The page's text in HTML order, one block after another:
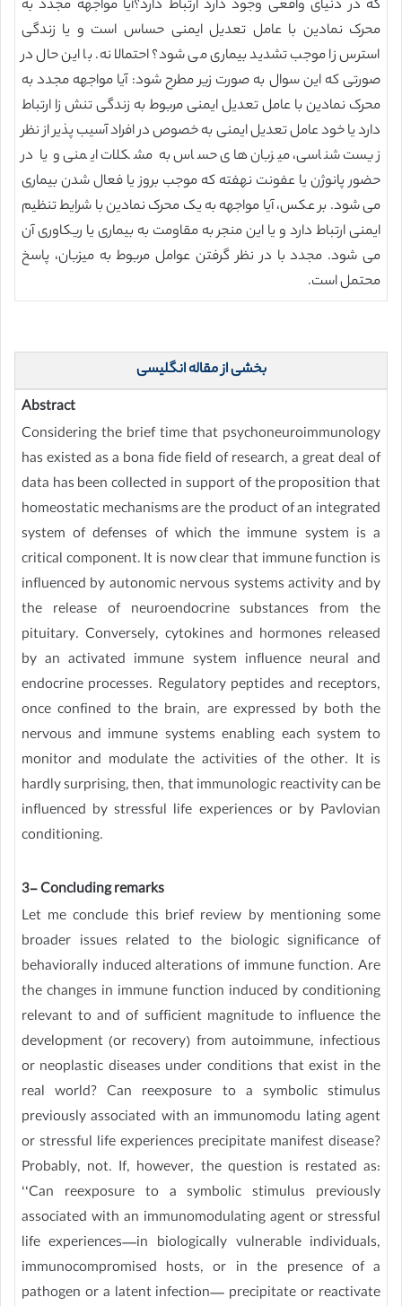
که در دنیای واقعی وجود دارد ارتباط دارد؟آیا مواجهه مجدد به
محرک نمادین با عامل تعدیل ایمنی حساس است و یا زندگی
استرس زا موجب تشدید بیماری می شود؟ احتمالا نه. با این حال در
صورتی که این سوال به صورت زیر مطرح شود: آیا مواجهه مجدد به
محرک نمادین با عامل تعدیل ایمنی مربوط به زندگی تنش زا ارتباط
دارد یا خود عامل تعدیل ایمنی به خصوص در افراد آسیب پذیر از نظر
زیست شناسی، میزبان های حساس به مشکلات ایمنی و یا در
حضور پانوژن یا عفونت نهفته که موجب بروز یا فعال شدن بیماری
می شود. بر عکس، آیا مواجهه به یک محرک نمادین با شرایط تنظیم
ایمنی ارتباط دارد و یا این منجر به مقاومت به بیماری یا ریکاوری آن
می شود. مجدد با در نظر گرفتن عوامل مربوط به میزبان، پاسخ
محتمل است.
بخشی از مقاله انگلیسی
Abstract
Considering the brief time that psychoneuroimmunology
has existed as a bona fide field of research, a great deal of
data has been collected in support of the proposition that
homeostatic mechanisms are the product of an integrated
system of defenses of which the immune system is a
critical component. It is now clear that immune function is
influenced by autonomic nervous systems activity and by
the release of neuroendocrine substances from the
pituitary. Conversely, cytokines and hormones released
by an activated immune system influence neural and
endocrine processes. Regulatory peptides and receptors,
once confined to the brain, are expressed by both the
nervous and immune systems enabling each system to
monitor and modulate the activities of the other. It is
hardly surprising, then, that immunologic reactivity can be
influenced by stressful life experiences or by Pavlovian
conditioning.
3- Concluding remarks
Let me conclude this brief review by mentioning some
broader issues related to the biologic significance of
behaviorally induced alterations of immune function. Are
the changes in immune function induced by conditioning
relevant to and of sufficient magnitude to influence the
development (or recovery) from autoimmune, infectious
or neoplastic diseases under conditions that exist in the
real world? Can reexposure to a symbolic stimulus
previously associated with an immunomodu lating agent
or stressful life experiences precipitate manifest disease?
Probably, not. If, however, the question is restated as:
‘‘Can reexposure to a symbolic stimulus previously
associated with an immunomodulating agent or stressful
life experiences—in biologically vulnerable individuals,
immunocompromised hosts, or in the presence of a
pathogen or a latent infection— precipitate or reactivate